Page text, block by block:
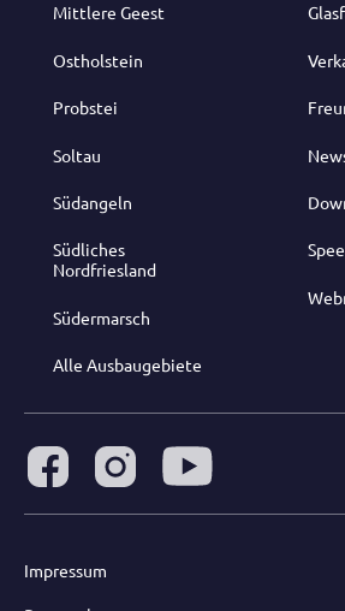
Mittlere Geest
Ostholstein
Probstei
Soltau
Südangeln
Südliches
Nordfriesland
Südermarsch
Alle Ausbaugebiete
Impressum